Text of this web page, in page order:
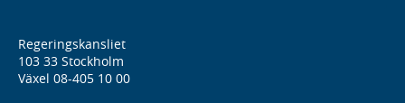
Regeringskansliet
103 33 Stockholm
Växel 08-405 10 00